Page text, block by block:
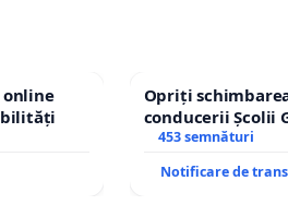
Opriți
conducerii Școlii
453 semnături
Notificare de